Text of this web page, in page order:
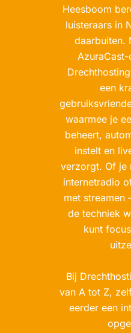
Heesboom
luisteraars in
daarbuiten.
een
waarmee je
beheert,
instelt en
verzorgt. Of je
internetradio
met
de techniek
kunt
Bij
van A tot Z,
eerder een